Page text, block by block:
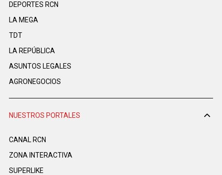
DEPORTES RCN
LA MEGA
TDT
LA REPÚBLICA
ASUNTOS LEGALES
AGRONEGOCIOS
NUESTROS PORTALES
CANAL RCN
ZONA INTERACTIVA
SUPERLIKE